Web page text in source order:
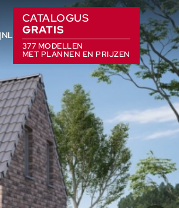
NL
CATALOGUS
GRATIS
377 MODELLEN
MET PLANNEN EN PRIJZEN